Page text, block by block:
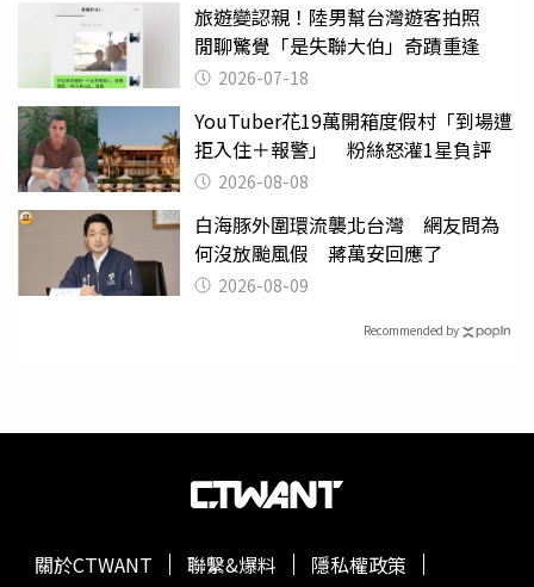
旅遊變認親！陸男幫台灣遊客拍照
閒聊驚覺「是失聯大伯」奇蹟重逢
2026-07-18
YouTuber花19萬開箱度假村「到場遭
拒入住＋報警」 粉絲怒灌1星負評
2026-08-08
白海豚外圍環流襲北台灣 網友問為
何沒放颱風假 蔣萬安回應了
2026-08-09
Recommended by
關於CTWANT 聯繫&爆料 隱私權政策